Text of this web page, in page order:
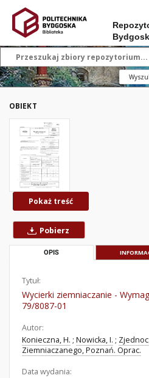
OBIEKT
Pokaż treść
Pobierz
OPIS
Tytuł:
Wycierki ziemniaczanie -
79/8087-01
Autor:
Konieczna, H. ; Nowicka, I. ;
Ziemniaczanego, Poznań. Oprac.
Data wydania: